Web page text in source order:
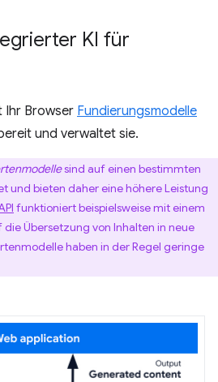
KI für
Ihr Browser Fundierungsmodelle
und verwaltet sie.
sind auf einen bestimmten
und bieten daher eine höhere Leistung
funktioniert beispielsweise mit einem
Übersetzung von Inhalten in neue
haben in der Regel geringe